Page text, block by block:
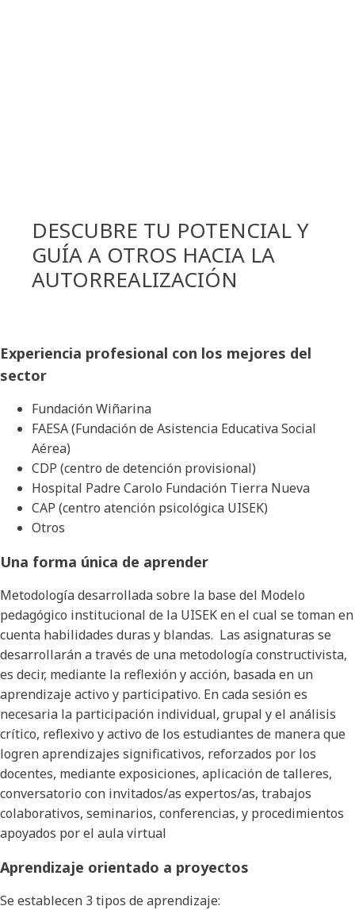
DESCUBRE TU POTENCIAL Y
GUÍA A OTROS HACIA LA
AUTORREALIZACIÓN
Experiencia profesional con los mejores del
sector
Fundación Wiñarina
FAESA (Fundación de Asistencia Educativa Social
Aérea)
CDP (centro de detención provisional)
Hospital Padre Carolo Fundación Tierra Nueva
CAP (centro atención psicológica UISEK)
Otros
Una forma única de aprender
Metodología desarrollada sobre la base del Modelo
pedagógico institucional de la UISEK en el cual se toman en
cuenta habilidades duras y blandas. Las asignaturas se
desarrollarán a través de una metodología constructivista,
es decir, mediante la reflexión y acción, basada en un
aprendizaje activo y participativo. En cada sesión es
necesaria la participación individual, grupal y el análisis
crítico, reflexivo y activo de los estudiantes de manera que
logren aprendizajes significativos, reforzados por los
docentes, mediante exposiciones, aplicación de talleres,
conversatorio con invitados/as expertos/as, trabajos
colaborativos, seminarios, conferencias, y procedimientos
apoyados por el aula virtual
Aprendizaje orientado a proyectos
Se establecen 3 tipos de aprendizaje: